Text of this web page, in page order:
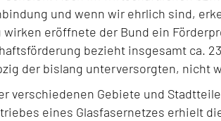
und wenn wir ehrlich sind,
eröffnete der Bund ein
bezieht insgesamt ca.
der bislang unterversorgten, nicht
verschiedenen Gebiete und
eines Glasfasernetzes erhielt